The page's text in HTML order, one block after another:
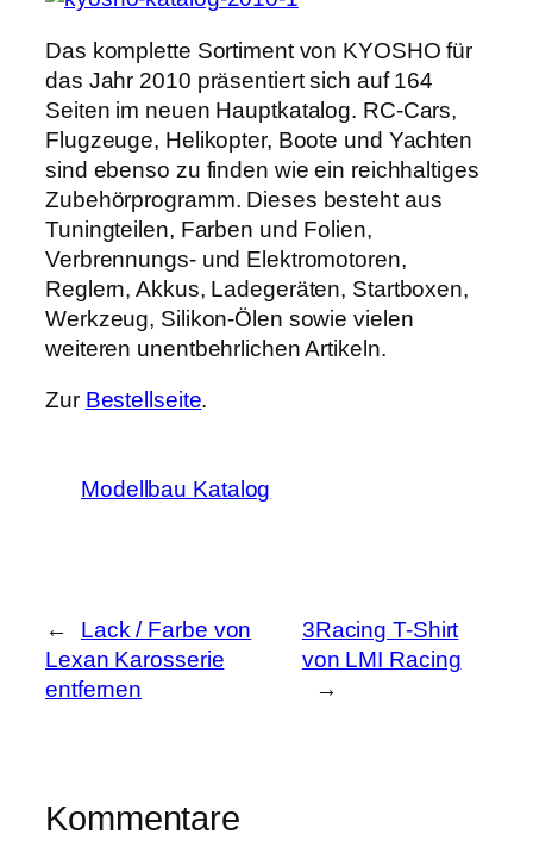
Das komplette Sortiment von KYOSHO für
das Jahr 2010 präsentiert sich auf 164
Seiten im neuen Hauptkatalog. RC-Cars,
Flugzeuge, Helikopter, Boote und Yachten
sind ebenso zu finden wie ein reichhaltiges
Zubehörprogramm. Dieses besteht aus
Tuningteilen, Farben und Folien,
Verbrennungs- und Elektromotoren,
Reglern, Akkus, Ladegeräten, Startboxen,
Werkzeug, Silikon-Ölen sowie vielen
weiteren unentbehrlichen Artikeln.
Zur Bestellseite.
Modellbau Katalog
←
Lack / Farbe von
Lexan Karosserie
entfernen
3Racing T-Shirt
von LMI Racing
→
Kommentare